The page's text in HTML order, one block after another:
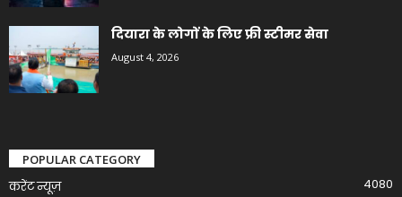
दियारा के लोगों के लिए फ्री स्टीमर सेवा
August 4, 2026
POPULAR CATEGORY
करेंट न्यूज़
4080